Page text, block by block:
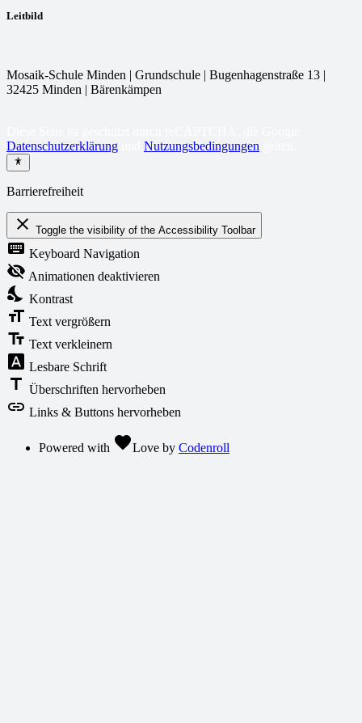
Leitbild
Mosaik-Schule Minden | Grundschule | Bugenhagenstraße 13 |
32425 Minden | Bärenkämpen
Datenschutzerklärung
Nutzungsbedingungen
Barrierefreiheit
close Toggle the visibility of the Accessibility Toolbar
keyboard Keyboard Navigation
visibility_off Animationen deaktivieren
nights_stay Kontrast
format_size Text vergrößern
text_fields Text verkleinern
font_download Lesbare Schrift
title Überschriften hervorheben
link Links & Buttons hervorheben
Powered with favoriteLove by Codenroll